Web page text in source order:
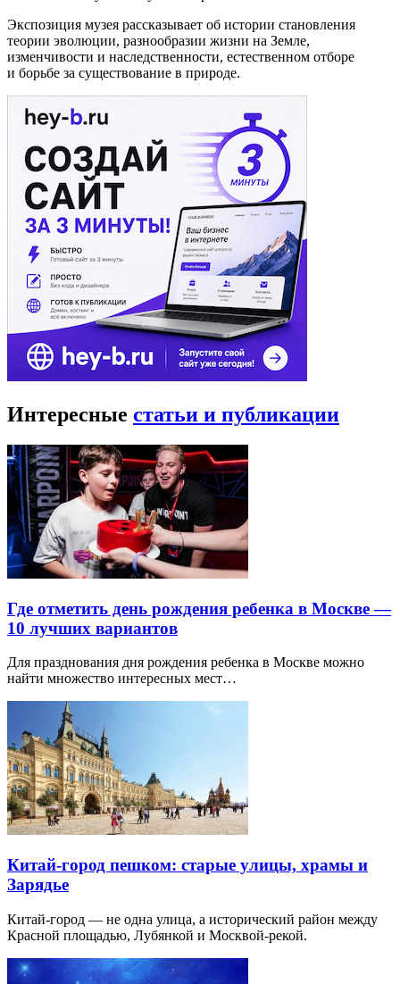
Экспозиция музея рассказывает об истории становления
теории эволюции, разнообразии жизни на Земле,
изменчивости и наследственности, естественном отборе
и борьбе за существование в природе.
Интересные статьи и публикации
Где отметить день рождения ребенка в Москве —
10 лучших вариантов
Для празднования дня рождения ребенка в Москве можно
найти множество интересных мест…
Китай-город пешком: старые улицы, храмы и
Зарядье
Китай-город — не одна улица, а исторический район между
Красной площадью, Лубянкой и Москвой-рекой.